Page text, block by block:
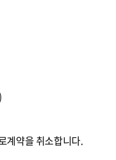
계약을 취소합니다.